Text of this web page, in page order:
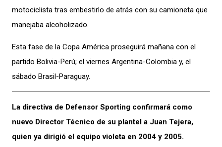
motociclista tras embestirlo de atrás con su camioneta que
manejaba alcoholizado.
Esta fase de la Copa América proseguirá mañana con el
partido Bolivia-Perú; el viernes Argentina-Colombia y, el
sábado Brasil-Paraguay.
La directiva de Defensor Sporting confirmará como
nuevo Director Técnico de su plantel a Juan Tejera,
quien ya dirigió el equipo violeta en 2004 y 2005.